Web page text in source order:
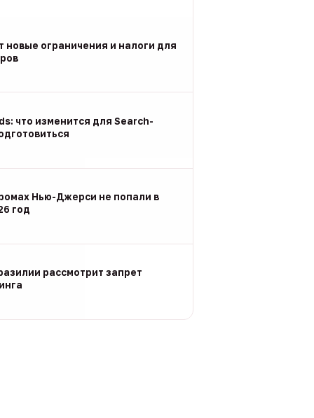
новые ограничения и налоги для
что изменится для Search-
Нью-Джерси не попали в
год
рассмотрит запрет